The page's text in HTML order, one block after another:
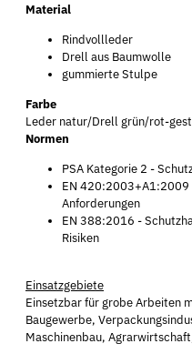
Material
Rindvollleder
Drell aus Baumwolle
gummierte Stulpe
Farbe
Leder natur/Drell grün/rot-
Normen
PSA Kategorie 2 -
EN 420:2003+A1:2009
Anforderungen
EN 388:2016 -
Risiken
Einsatzgebiete
Einsetzbar für grobe Arbeiten
Baugewerbe,
Maschinenbau,